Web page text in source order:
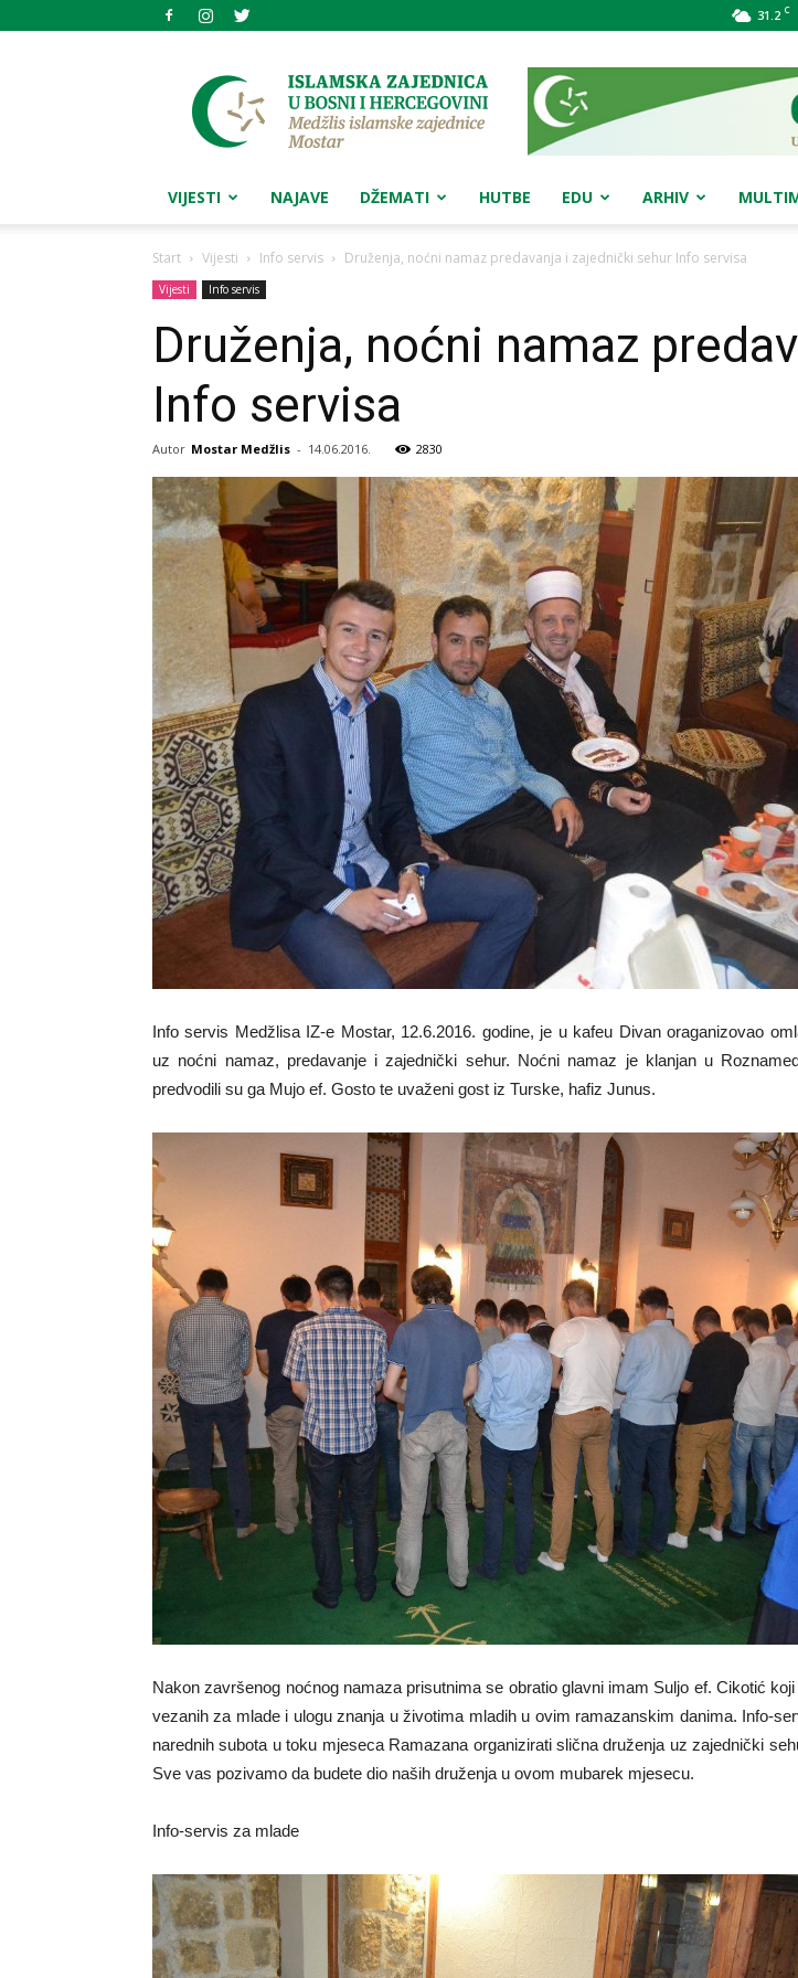
31.2 C
Medžlis
islamske
zajednice
Mostar
VIJESTI NAJAVE DŽEMATI HUTBE EDU ARHIV
Start Vijesti Info servis Druženja, noćni namaz predavanja i zajednički sehur Info servisa
Vijesti Info servis
Druženja, noćni namaz
Info servisa
Autor Mostar Medžlis - 14.06.2016. 2830
Info servis Medžlisa IZ-e Mostar, 12.6.2016. godine, je u kafeu Divan oraganizovao
uz noćni namaz, predavanje i zajednički sehur. Noćni namaz je klanjan u
predvodili su ga Mujo ef. Gosto te uvaženi gost iz Turske, hafiz Junus.
Nakon završenog noćnog namaza prisutnima se obratio glavni imam Suljo ef. Cikotić
vezanih za mlade i ulogu znanja u životima mladih u ovim ramazanskim danima. Info-
narednih subota u toku mjeseca Ramazana organizirati slična druženja uz zajednički
Sve vas pozivamo da budete dio naših druženja u ovom mubarek mjesecu.
Info-servis za mlade